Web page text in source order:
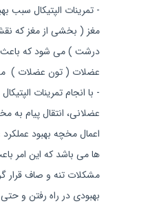
- تمرینات الپتیکال
مغز ( بخشی از مغز که
درشت ) می شود که باعث
عضلات ( تون عضلات )
- با انجام تمرینات
عضلانی، انتقال پیام
اعمال مخچه بهبود
ها می باشد که این امر
مشکلات تنه و صاف قرار
بهبودی در راه رفتن و